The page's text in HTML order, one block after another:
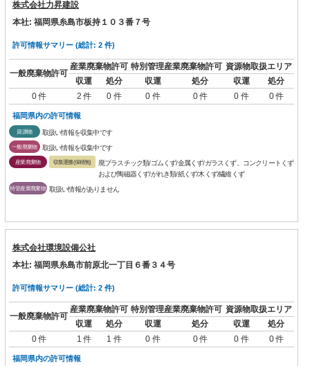
株式会社力昇建設
本社: 福岡県糸島市板持１０３番７号
許可情報サマリー (総計: 2 件)
一般廃棄物許可
産業廃棄物許可 特別管理産業廃棄物許可 資源物取扱エリア
収運
処分 収運 処分 収運
処分
0 件
2 件 0 件 0 件 0 件 0 件 0 件
福岡県内の許可情報
資源物 取扱い情報を収集中です
一般廃棄物 取扱い情報を収集中です
産業廃棄物 収集運搬(保積無)
廃プラスチック類/ゴムくず/金属くず/ガラスくず、コンクリートくず
および陶磁器くず/がれき類/紙くず/木くず/繊維くず
特管産業廃棄物 取扱い情報がありません
株式会社環境設備公社
本社: 福岡県糸島市前原北一丁目６番３４号
許可情報サマリー (総計: 2 件)
一般廃棄物許可
産業廃棄物許可 特別管理産業廃棄物許可 資源物取扱エリア
収運
処分 収運 処分 収運
処分
0 件
1 件 1 件 0 件 0 件 0 件 0 件
福岡県内の許可情報